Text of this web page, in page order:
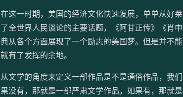
在这一时期，美国的经济文化快速发展，单单从好
了全世界人民谈论的主要话题，《阿甘正传》《肖
典从各个方面展现了一个励志的美国梦。但是并不
就有了发挥的余地。
从文学的角度来定义一部作品是不是通俗作品，我
果没有，那就是一部严肃文学作品，如果有，那就